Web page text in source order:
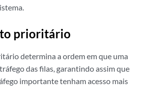
prioritário
determina a ordem em que uma
das filas, garantindo assim que
importante tenham acesso mais